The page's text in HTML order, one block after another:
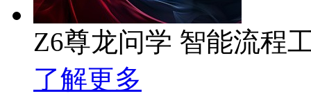
Z6尊龙问学 智能流程
了解更多